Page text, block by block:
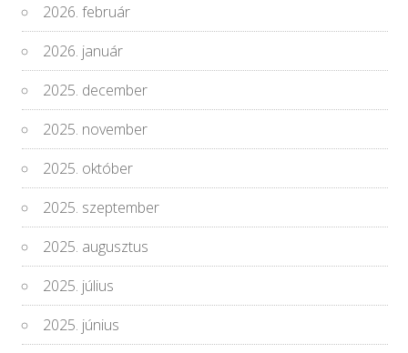
2026. február
2026. január
2025. december
2025. november
2025. október
2025. szeptember
2025. augusztus
2025. július
2025. június